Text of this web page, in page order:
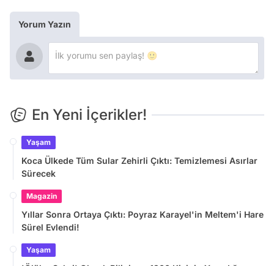
Yorum Yazın
En Yeni İçerikler!
Yaşam
Koca Ülkede Tüm Sular Zehirli Çıktı: Temizlemesi Asırlar
Sürecek
Magazin
Yıllar Sonra Ortaya Çıktı: Poyraz Karayel'in Meltem'i Hare
Sürel Evlendi!
Yaşam